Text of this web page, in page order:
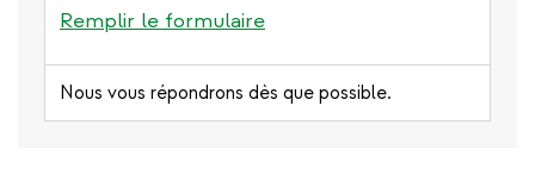
Remplir le formulaire
Nous vous répondrons dès que possible.